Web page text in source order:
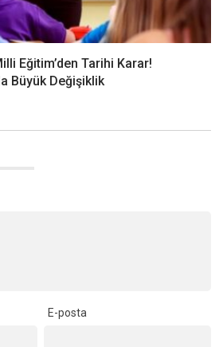
Eğitim’den Tarihi Karar!
Büyük Değişiklik
E-posta